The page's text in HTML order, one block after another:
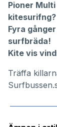
Pioner
kitesurifng?
Fyra
surfbräda!
Kite vis
Träffa